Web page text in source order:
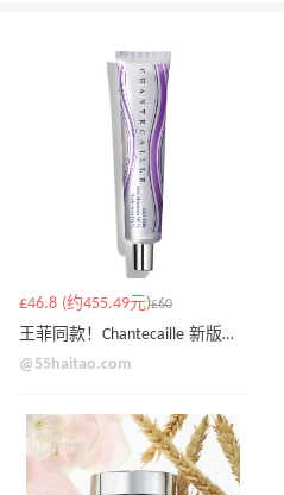
£46.8 (约455.49元)£60
王菲同款！Chantecaille 新版紫隔离
@55haitao.com